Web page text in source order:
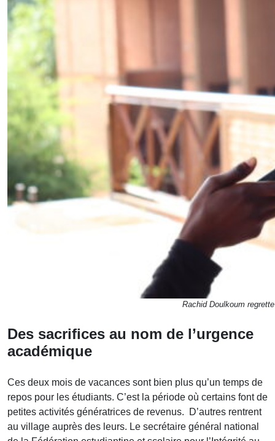
Rachid Doulkoum
Des sacrifices au nom de l’urgence
académique
Ces deux mois de vacances sont bien plus qu’un temps de
repos pour les étudiants. C’est la période où certains font de
petites activités génératrices de revenus. D’autres rentrent
au village auprès des leurs. Le secrétaire général national